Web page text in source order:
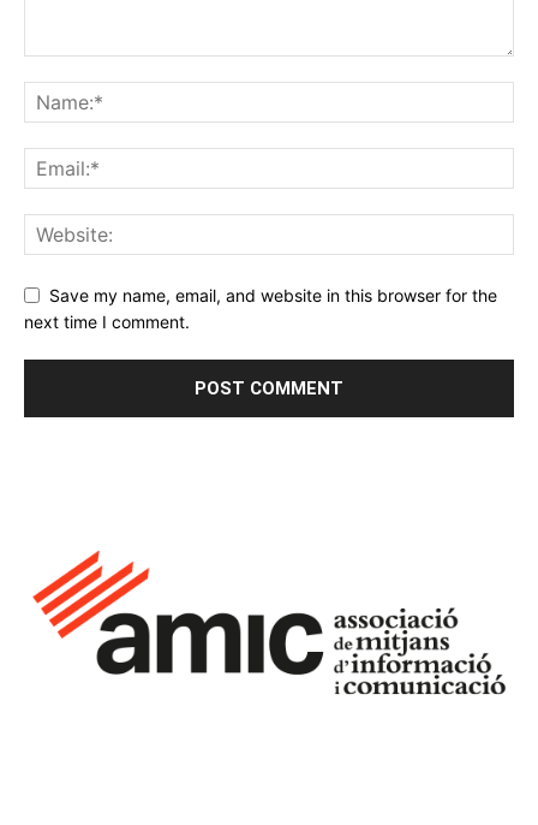
Save my name, email, and website in this browser for the
next time I comment.